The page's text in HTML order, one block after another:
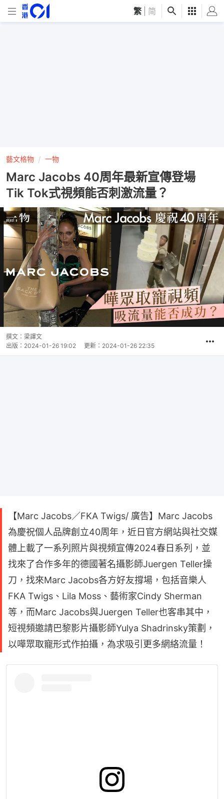
繁 简
藝文格物 一物
Marc Jacobs 40周年最新宣傳登場
Tik Tok式視頻能否刺激流量？
撰文： 梁譯文
出版： 2024-01-26 19:02 更新： 2024-01-26 22:35
【Marc Jacobs／FKA Twigs/ 廣告】Marc Jacobs
為慶祝個人品牌創立40周年，近日官方網站與社交媒
體上載了一系列照片與視頻宣傳2024春日系列，並
找來了合作多年的德國著名攝影師Juergen Teller操
刀，找來Marc Jacobs各方好友撐場，包括音樂人
FKA Twigs、Lila Moss、藝術家Cindy Sherman
等，而Marc Jacobs與Juergen Teller也客串其中，
短視頻邀請巴黎影片攝影師Yulya Shadrinsky策劃，
以嘩眾取寵形式作拍攝，為求吸引更多網絡流量！